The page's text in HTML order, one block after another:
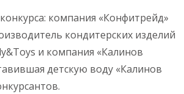
компания «Конфитрейд»
кондитерских изделий
и компания «Калинов
детскую воду «Калинов